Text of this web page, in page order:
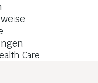
Care